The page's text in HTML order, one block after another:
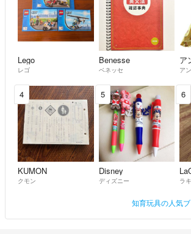
・4点以上：200円引き
※ご購入前にコメントをお願いします
個別の対応はしておりません
⸻
▲発送について
・発送まで 1〜3日程度 お時間をいただいていま
・「◯日までにほしい」等のご要望は
発送状況によりお約束できない場合があります
・速達対応（レターパック）可能です
※必ず【購入前】にコメントでご相談ください
Lego
レゴ
Benesse
ベネッセ
ア
ア
4
KUMON
クモン
5
Disney
ディズニー
6
ラ
知育玩具の人気